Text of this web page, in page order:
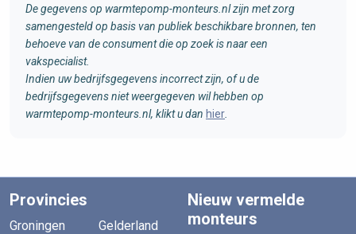
De gegevens op warmtepomp-monteurs.nl zijn met zorg
samengesteld op basis van publiek beschikbare bronnen, ten
behoeve van de consument die op zoek is naar een
vakspecialist.
Indien uw bedrijfsgegevens incorrect zijn, of u de
bedrijfsgegevens niet weergegeven wil hebben op
warmtepomp-monteurs.nl, klikt u dan hier
Provincies
Groningen
Gelderland
Nieuw vermelde
monteurs